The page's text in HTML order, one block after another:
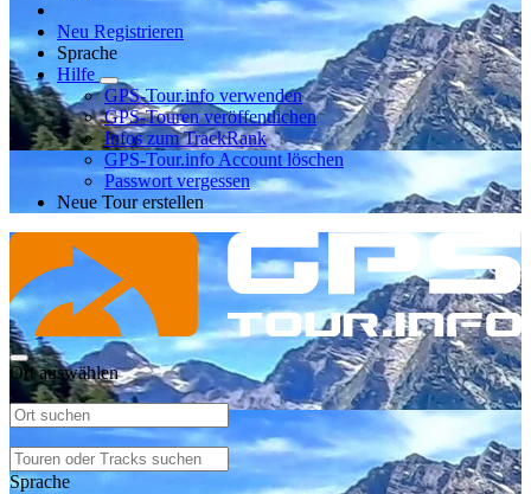
Neu Registrieren
Sprache
Hilfe
GPS-Tour.info verwenden
GPS-Touren veröffentlichen
Infos zum TrackRank
GPS-Tour.info Account löschen
Passwort vergessen
Neue Tour erstellen
Ort auswählen
Sprache